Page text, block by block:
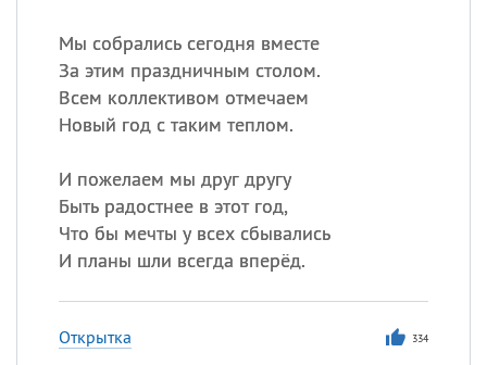
Мы собрались сегодня вместе
За этим праздничным столом.
Всем коллективом отмечаем
Новый год с таким теплом.
И пожелаем мы друг другу
Быть радостнее в этот год,
Что бы мечты у всех сбывались
И планы шли всегда вперёд.
Открытка 334